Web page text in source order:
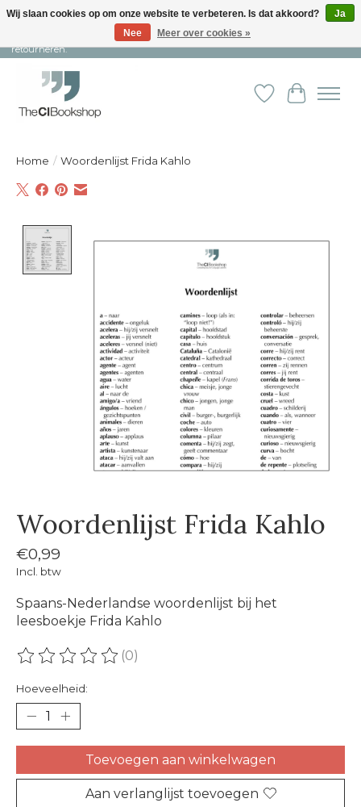
Snelle levering en persoonlijke service ︱ Niet goed? Geld terug! ︱ Gratis
retourneren.
Verlanglijst
Home / Woordenlijst Frida Kahlo
Woordenlijst Frida Kahlo
€0,99
Incl. btw
Spaans-Nederlandse woordenlijst bij het
leesboekje Frida Kahlo
De beoordeling van dit product is
(0)
Hoeveelheid:
Toevoegen aan winkelwagen
Aan verlanglijst toevoegen
Wij slaan cookies op om onze website te verbeteren. Is dat akkoord?
Ja
Nee
Meer over cookies »